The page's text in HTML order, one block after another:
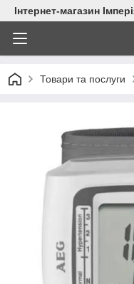
Інтернет-магазин
Товари та послуги